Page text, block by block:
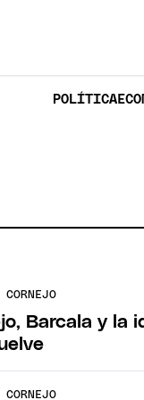
POLÍTICA
CORNEJO
Barcala y la
CORNEJO